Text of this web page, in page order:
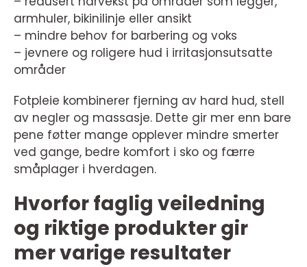
armhuler, bikinilinje eller ansikt
– mindre behov for barbering og voks
– jevnere og roligere hud i irritasjonsutsatte
områder
Fotpleie kombinerer fjerning av hard hud, stell
av negler og massasje. Dette gir mer enn bare
pene føtter mange opplever mindre smerter
ved gange, bedre komfort i sko og færre
småplager i hverdagen.
Hvorfor faglig veiledning
og riktige produkter gir
mer varige resultater